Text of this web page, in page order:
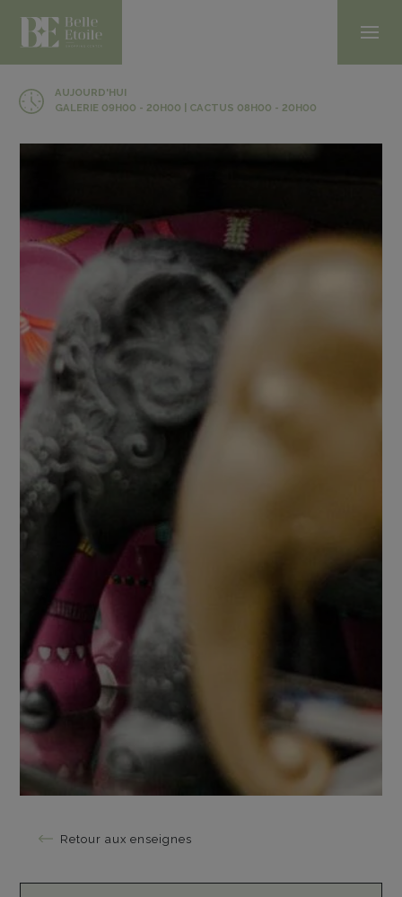
AUJOURD'HUI
GALERIE 09H00 - 20H00 | CACTUS 08H00 - 20H00
Retour aux enseignes